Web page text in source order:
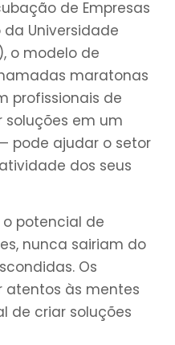
de Empresas
Universidade
o modelo de
maratonas
profissionais de
soluções em um
pode ajudar o setor
dos seus
potencial de
nunca sairiam do
Os
atentos às mentes
de criar soluções